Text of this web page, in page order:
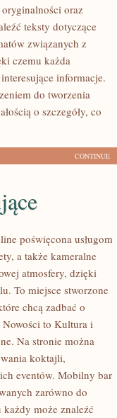
oraz
teksty dotyczące
związanych z
czemu każda
informacje.
do tworzenia
o szczegóły, co
CONTINUE
poświęcona usługom
a także kameralne
atmosfery, dzięki
To miejsce stworzone
chcą zadbać o
to Kultura i
Na stronie można
koktajli,
eventów. Mobilny bar
zarówno do
może znaleźć